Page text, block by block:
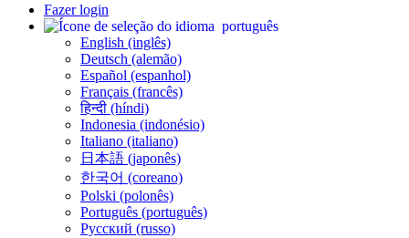
Fazer login
português
English (inglês)
Deutsch (alemão)
Español (espanhol)
Français (francês)
हिन्दी (híndi)
Indonesia (indonésio)
Italiano (italiano)
日本語 (japonês)
한국어 (coreano)
Polski (polonês)
Português (português)
Русский (russo)